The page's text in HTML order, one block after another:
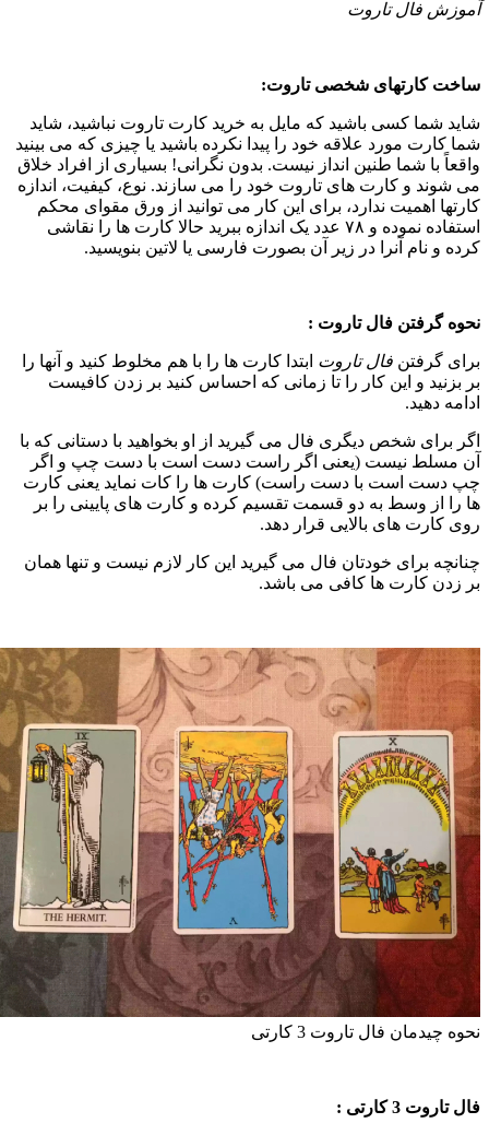
فال تاروت
کارتهای شخصی تاروت:
شما کسی باشید که مایل به خرید کارت تاروت نباشید، شاید
کارت مورد علاقه خود را پیدا نکرده باشید یا چیزی که می بینید
با شما طنین انداز نیست. بدون نگرانی! بسیاری از افراد خلاق
شوند و کارت های تاروت خود را می سازند. نوع، کیفیت، اندازه
اهمیت ندارد، برای این کار می توانید از ورق مقوای محکم
استفاده نموده و ۷۸ عدد یک اندازه ببرید حالا کارت ها را نقاشی
و نام آنرا در زیر آن بصورت فارسی یا لاتین بنویسید.
گرفتن فال تاروت :
گرفتنفال تاروتابتدا کارت ها را با هم مخلوط کنید و آنها را
بزنید و این کار را تا زمانی که احساس کنید بر زدن کافیست
دهید.
برای شخص دیگری فال می گیرید از او بخواهید با دستانی که با
مسلط نیست (یعنی اگر راست دست است با دست چپ و اگر
دست است با دست راست) کارت ها را کات نماید یعنی کارت
را از وسط به دو قسمت تقسیم کرده و کارت های پایینی را بر
کارت های بالایی قرار دهد.
برای خودتان فال می گیرید این کار لازم نیست و تنها همان
زدن کارت ها کافی می باشد.
چیدمان فال تاروت 3 کارتی
تاروت 3 کارتی :